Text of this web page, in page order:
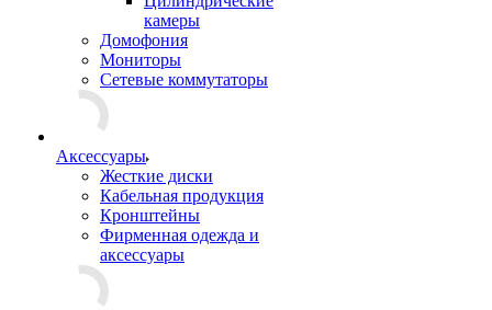
камеры
Домофония
Мониторы
Сетевые коммутаторы
Аксессуары
Жесткие диски
Кабельная продукция
Кронштейны
Фирменная одежда и
аксессуары